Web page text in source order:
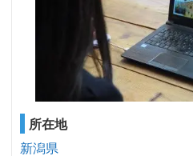
所在地
新潟県